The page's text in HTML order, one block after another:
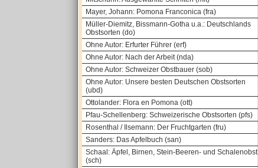
Mayer, Johann: Pomona Franconica (fra)
Müller-Diemitz, Bissmann-Gotha u.a.: Deutschlands
Obstsorten (do)
Ohne Autor: Erfurter Führer (erf)
Ohne Autor: Nach der Arbeit (nda)
Ohne Autor: Schweizer Obstbauer (sob)
Ohne Autor: Unsere besten Deutschen Obstsorten
(ubd)
Ottolander: Flora en Pomona (ott)
Pfau-Schellenberg: Schweizerische Obstsorten (pfs)
Rosenthal / Ilsemann: Der Fruchtgarten (fru)
Sanders: Das Apfelbuch (san)
Schaal: Äpfel, Birnen, Stein-Beeren- und Schalenobst
(sch)